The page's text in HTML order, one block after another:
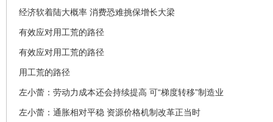
经济软着陆大概率 消费恐难挑保增长大梁
有效应对用工荒的路径
有效应对用工荒的路径
用工荒的路径
左小蕾：劳动力成本还会持续提高 可“梯度转移”制造业
左小蕾：通胀相对平稳 资源价格机制改革正当时